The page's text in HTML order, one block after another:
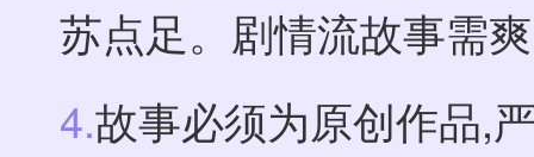
苏点足。剧情流故事需
4.故事必须为原创作品,